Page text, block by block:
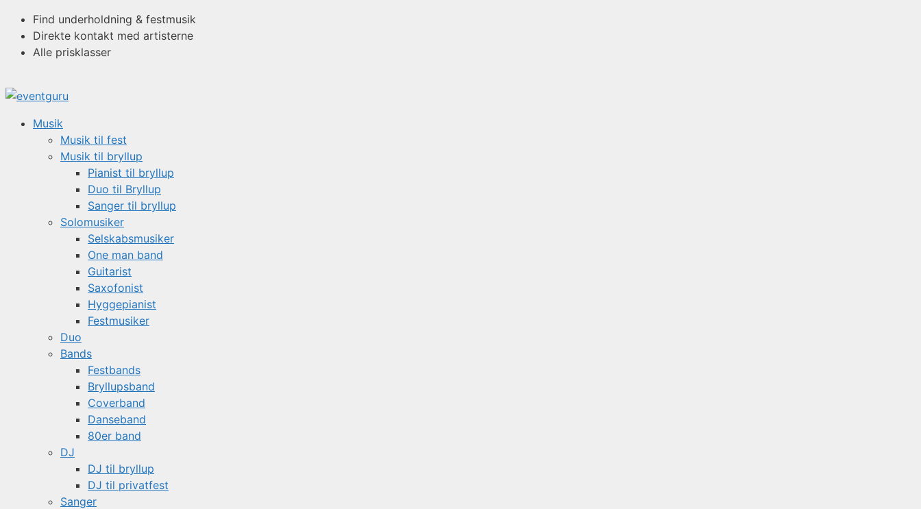
Hop
indhold
Find underholdning & festmusik
Direkte kontakt med artisterne
Alle prisklasser
Musik
Musik til fest
Musik til bryllup
Pianist til bryllup
Duo til Bryllup
Sanger til bryllup
Solomusiker
Selskabsmusiker
One man band
Guitarist
Saxofonist
Hyggepianist
Festmusiker
Duo
Bands
Festbands
Bryllupsband
Coverband
Danseband
80er band
DJ
DJ til bryllup
DJ til privatfest
Sanger